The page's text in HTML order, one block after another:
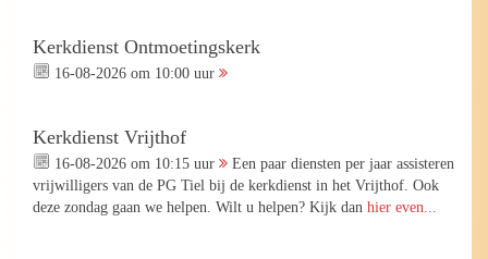
Kerkdienst Ontmoetingskerk
16-08-2026 om 10:00 uur
Kerkdienst Vrijthof
16-08-2026 om 10:15 uur
Een paar diensten per jaar assisteren
vrijwilligers van de PG Tiel bij de kerkdienst in het Vrijthof. Ook
deze zondag gaan we helpen. Wilt u helpen? Kijk dan hier even...